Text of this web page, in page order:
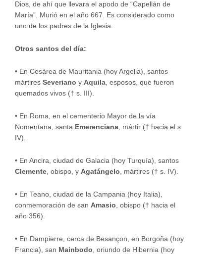
Dios, de ahí que llevara el apodo de “Capellán de
María”. Murió en el año 667. Es considerado como
uno de los padres de la Iglesia.
Otros santos del día:
• En Cesárea de Mauritania (hoy Argelia), santos
mártires Severiano y Aquila , esposos, que fueron
quemados vivos († s. III).
• En Roma, en el cementerio Mayor de la vía
Nomentana, santa Emerenciana , mártir († hacia el s.
IV).
• En Ancira, ciudad de Galacia (hoy Turquía), santos
Clemente , obispo, y Agatángelo , mártires († s. IV).
• En Teano, ciudad de la Campania (hoy Italia),
conmemoración de san Amasio , obispo († hacia el
año 356).
• En Dampierre, cerca de Besançon, en Borgoña (hoy
Francia), san Mainbodo , oriundo de Hibernia (hoy